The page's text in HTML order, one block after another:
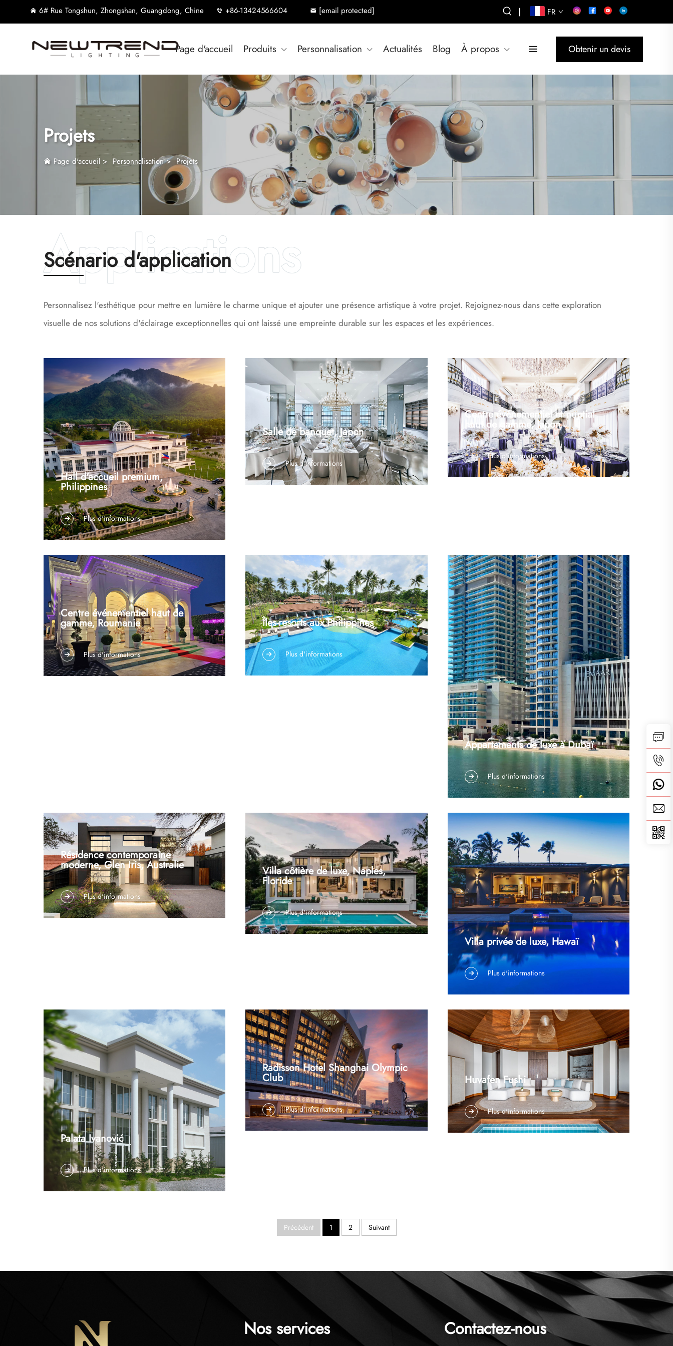
6# Rue Tongshun, Zhongshan, Guangdong, Chine +86-13424566604 [email protected] | FR
Page d'accueil Produits Personnalisation Actualités Blog À propos Obtenir un devis
Projets
Page d'accueil > Personnalisation>Projets
Scénario d'application
Personnalisez l'esthétique pour mettre en lumière le charme unique et ajouter une présence artistique à votre projet. Rejoignez-nous dans cette exploration
visuelle de nos solutions d'éclairage exceptionnelles qui ont laissé une empreinte durable sur les espaces et les expériences.
Hall d'accueil premium,
Philippines
Type de projet : Bureau commercial et éclairage
architectural Lieu : Philippines Services fournis :
Fabrication sur mesure d’éclairages, assemblage
d’emballage et assistance à l’installation. Un hall
d’entrée sert d’élément architecturale...
Plus d'informations
Salle de banquet, Japon
Salle de banquet haut de gamme, Japon. Type de
projet : Éclairage pour lieu événementiel de luxe
et secteur de l’hôtellerie. Emplacement : Japon.
Plus d'informations
Centre événementiel et nuptial
haut de gamme, Japon
Centre premium pour mariages et événements,
JaponType de projet : Éclairage haut de gamme
pour lieux d’événements et
Plus d'informations
Centre événementiel haut de
gamme, Roumanie
Éclairage pour lieux d’événements et
d’hébergement — Emplacement : Roumanie —
Services fournis : Fabrication sur mesure de
Plus d'informations
Îles-resorts aux Philippines
Complexe hôtelier insulaire haut de gamme,
PhilippinesNom du projet : Complexe hôtelier
sur île privéeEmplacement : PhilippinesType de
Plus d'informations
Appartements de luxe à Dubaï
Appartements ultra-luxueux à DubaïNom du projet
: Appartements de luxe à DubaïEmplacement :
Dubaï, Émirats arabes unisType de projet :
hôtellerieServices fournis : Fabrication sur
mesure d’éclairages, conception technique,
emballage professionnel et assistance à
l’installation…
Plus d'informations
Résidence contemporaine
moderne, Glen Iris, Australie
Située dans le quartier verdoyant et prestigieux de
Glen Iris, cette maison architecturale moderne
nécessitait une solution d’éclairage complète,
Plus d'informations
Villa côtière de luxe, Naples,
Floride
Villa côtière de luxe, Naples, FlorideNom du
projet : Domaine privé de villaEmplacement :
Naples, Floride, États-UnisType de projet :
Plus d'informations
Villa privée de luxe, Hawaï
Villa privée de luxe, HawaïType de projet :
Éclairage résidentiel et paysager de luxeLieu :
Hawaï, États-UnisServices fournis : Fabrication
intempéries et approvisionnement Aperçu du
projetSituée face à la vue...
Plus d'informations
Palata Ivanović
Présentation de projet : Palata Ivanović,
SerbieNom du projet : Palata
IvanovićEmplacement : SerbieType de projet :
Plus d'informations
Radisson Hotel Shanghai Olympic
Club
Type de projet : Éclairage personnalisé pour le
secteur de l’hôtellerie Lieu : Shanghai, Chine
Services fournis : Conception, fabrication et
Plus d'informations
Huvafen Fushi
PARADIS REDEFINI Huvafen est un rêve vivant.
Une retraite tropicale luxuriante, avec des
paysages maritimes cinématographiques et un
Plus d'informations
Précédent 1 2 Suivant
Nos services Contactez-nous